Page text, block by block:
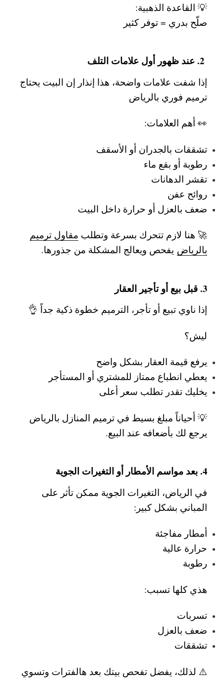
💡 القاعدة الذهبية:
صلّح بدري = توفر كثير
إذا شفت علامات واضحة، هذا إنذار إن البيت يحتاج
ترميم فوري بالرياض
👀 أهم العلامات:
تشققات بالجدران أو الأسقف
رطوبة أو بقع ماء
تقشر الدهانات
روائح عفن
ضعف بالعزل أو حرارة داخل البيت
🚀 هنا لازم تتحرك بسرعة وتطلب مقاول ترميم
بالرياض يفحص ويعالج المشكلة من جذورها.
3. قبل بيع أو تأجير العقار
إذا ناوي تبيع أو تأجر، الترميم خطوة ذكية جداً 👌
ليش؟
يرفع قيمة العقار بشكل واضح
يعطي انطباع ممتاز للمشتري أو المستأجر
يخليك تقدر تطلب سعر أعلى
💡 أحياناً مبلغ بسيط في ترميم المنازل بالرياض
يرجع لك بأضعافه عند البيع.
4. بعد مواسم الأمطار أو التغيرات الجوية
في الرياض، التغيرات الجوية ممكن تأثر على
المباني بشكل كبير:
أمطار مفاجئة
حرارة عالية
رطوبة
هذي كلها تسبب:
تسربات
ضعف بالعزل
تشققات
⚠️ لذلك، يفضل تفحص بيتك بعد هالفترات وتسوي